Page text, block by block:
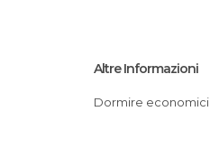
Altre Informazioni
Dormire economici